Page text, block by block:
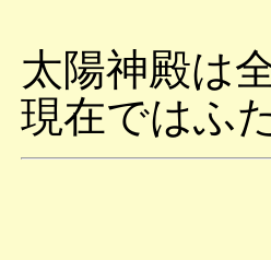
太陽神殿は
現在ではふ